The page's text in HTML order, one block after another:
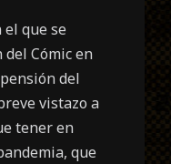
el que se
Cómic en
del
vistazo a
tener en
que